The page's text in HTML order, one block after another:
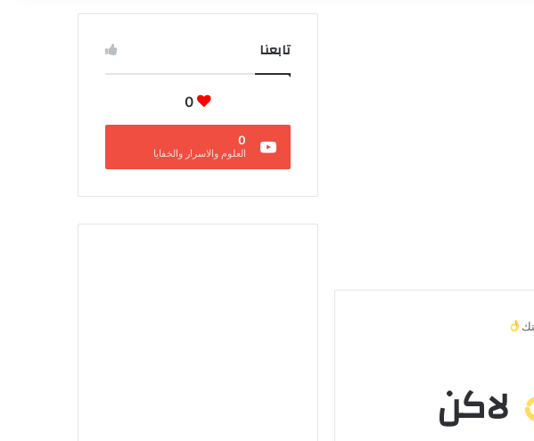
لاكن
تابعنا
0
0
العلوم والاسرار والخفايا